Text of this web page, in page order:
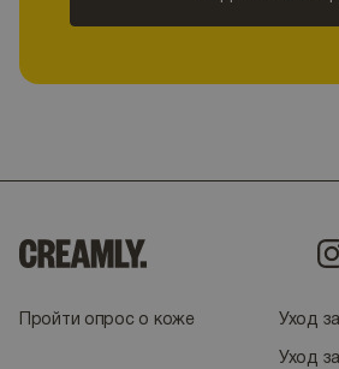
Пройти опрос о коже Уход
Уход